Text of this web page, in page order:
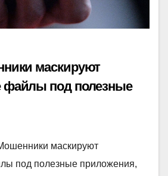
маскируют
файлы под полезные
маскируют
под полезные приложения,